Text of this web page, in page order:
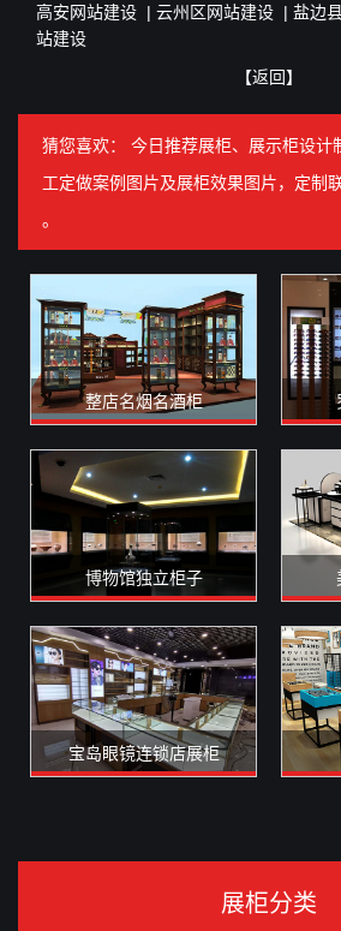
高安网站建设 | 云州区网站建设 | 盐边
站建设
【返回】
猜您喜欢： 今日推荐展柜、展示柜设计
工定做案例图片及展柜效果图片，定制
。
整店名烟名酒柜
博物馆独立柜子
宝岛眼镜连锁店展柜
展柜分类